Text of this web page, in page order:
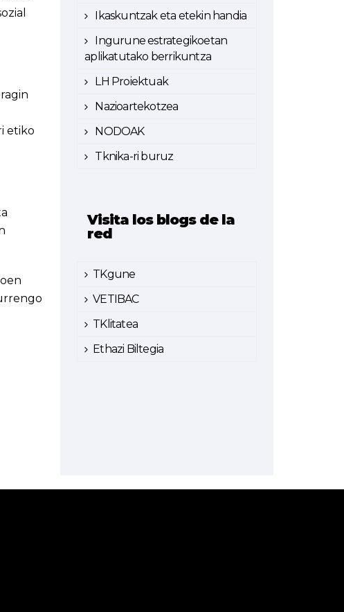
etiko
Ikaskuntzak eta etekin handia
Ingurune estrategikoetan
aplikatutako berrikuntza
LH Proiektuak
Nazioartekotzea
NODOAK
Tknika-ri buruz
Visita los blogs de la
red
TKgune
VETIBAC
TKlitatea
Ethazi Biltegia